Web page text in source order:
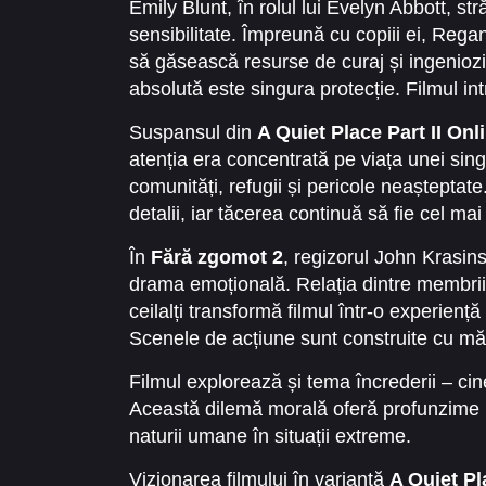
și în supraviețuitorii disperați.
Emily Blunt, în rolul lui Evelyn Abbott,
sensibilitate. Împreună cu copiii ei,
să găsească resurse de curaj și
absolută este singura protecție. Filmul
Suspansul din A Quiet Place Part II
atenția era concentrată pe viața unei
comunități, refugii și pericole
detalii, iar tăcerea continuă să fie cel
În Fără zgomot 2, regizorul John
drama emoțională. Relația dintre
ceilalți transformă filmul într-o
Scenele de acțiune sunt construite cu
Filmul explorează și tema încrederii –
Această dilemă morală oferă
naturii umane în situații extreme.
Vizionarea filmului în variantă A Quiet